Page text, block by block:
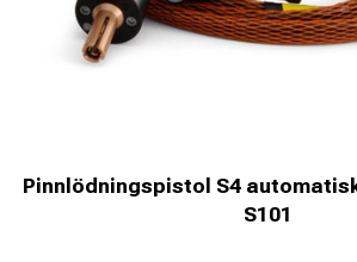
Pinnlödningspistol S4
S101